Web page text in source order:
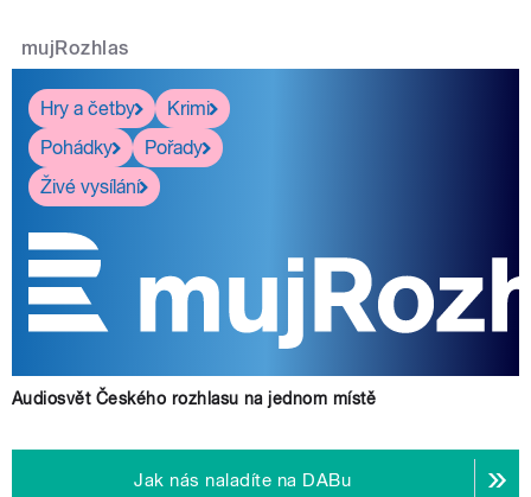
mujRozhlas
Hry a četby
Krimi
Pohádky
Pořady
Živé vysílání
Audiosvět Českého rozhlasu na jednom místě
Jak nás naladíte na DABu